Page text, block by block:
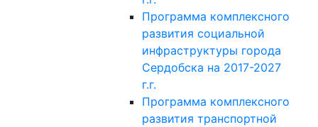
Программа комплексного
развития социальной
инфраструктуры города
Сердобска на 2017-2027
г.г.
Программа комплексного
развития транспортной